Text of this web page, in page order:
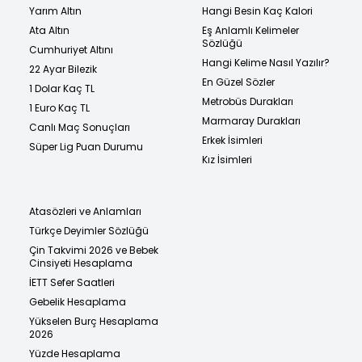
Yarım Altın
Ata Altın
Cumhuriyet Altını
22 Ayar Bilezik
1 Dolar Kaç TL
1 Euro Kaç TL
Canlı Maç Sonuçları
Süper Lig Puan Durumu
Hangi Besin Kaç Kalori
Eş Anlamlı Kelimeler
Sözlüğü
Hangi Kelime Nasıl Yazılır?
En Güzel Sözler
Metrobüs Durakları
Marmaray Durakları
Erkek İsimleri
Kız İsimleri
Atasözleri ve Anlamları
Türkçe Deyimler Sözlüğü
Çin Takvimi 2026 ve Bebek
Cinsiyeti Hesaplama
İETT Sefer Saatleri
Gebelik Hesaplama
Yükselen Burç Hesaplama
2026
Yüzde Hesaplama